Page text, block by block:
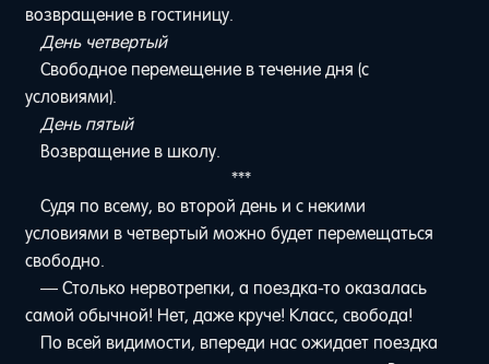
возвращение в гостиницу.
День четвертый
Свободное перемещение в течение дня (с
условиями).
День пятый
Возвращение в школу.
***
Судя по всему, во второй день и с некими
условиями в четвертый можно будет перемещаться
свободно.
— Столько нервотрепки, а поездка-то оказалась
самой обычной! Нет, даже круче! Класс, свобода!
По всей видимости, впереди нас ожидает поездка